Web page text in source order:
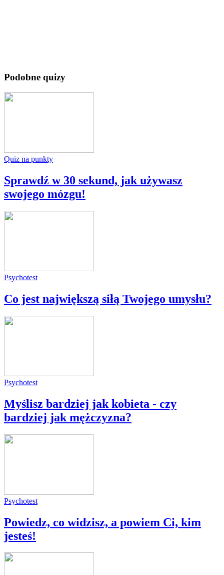
Podobne quizy
Quiz na punkty
Sprawdź w 30 sekund, jak używasz
swojego mózgu!
Psychotest
Co jest największą siłą Twojego umysłu?
Psychotest
Myślisz bardziej jak kobieta - czy
bardziej jak mężczyzna?
Psychotest
Powiedz, co widzisz, a powiem Ci, kim
jesteś!